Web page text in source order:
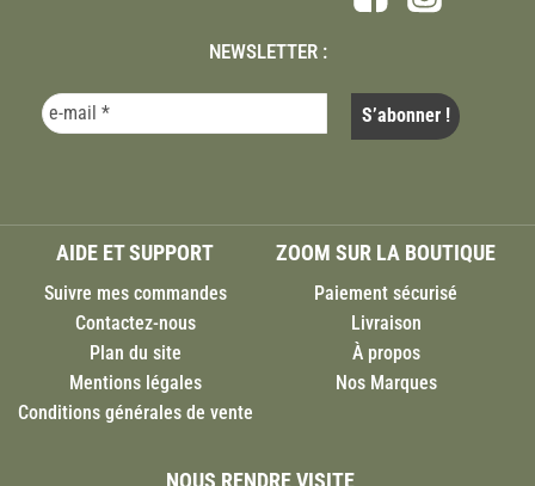
NEWSLETTER :
AIDE ET SUPPORT
Suivre mes commandes
Contactez-nous
Plan du site
Mentions légales
Conditions générales de vente
ZOOM SUR LA BOUTIQUE
Paiement sécurisé
Livraison
À propos
Nos Marques
NOUS RENDRE VISITE